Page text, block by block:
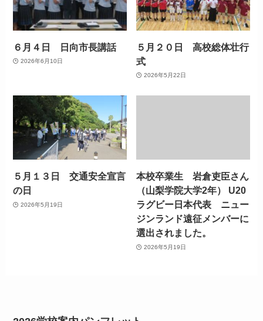
６月４日 日向市長講話
2026年6月10日
５月２０日 高校総体壮行
式
2026年5月22日
５月１３日 交通安全宣言
の日
2026年5月19日
本校卒業生 岩倉吏臣さん
（山梨学院大学2年） U20
ラグビー日本代表 ニュー
ジンランド遠征メンバーに
選出されました。
2026年5月19日